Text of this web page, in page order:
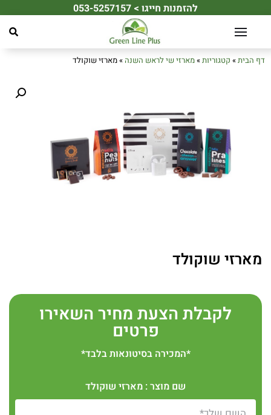
להזמנות חייגו > 053-5257157
דף הבית» קטגוריות»מארזי שי לראש השנה »מארזי שוקולד
מארזי שוקולד
לקבלת הצעת מחיר השאירו
פרטים
*המכירה בסיטונאות בלבד*
שם מוצר : מארזי שוקולד